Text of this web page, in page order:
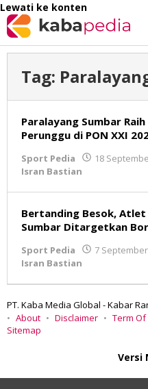
Lewati ke konten
Tag:
Paralayang Sumbar
Perunggu di PON XXI
Sport Pedia 18
Isran Bastian
Bertanding Besok, Atlet
Sumbar Ditargetkan
Sport Pedia 7
Isran Bastian
PT. Kaba Media Global - Kabar
About
Disclaimer Term
Sitemap
Versi